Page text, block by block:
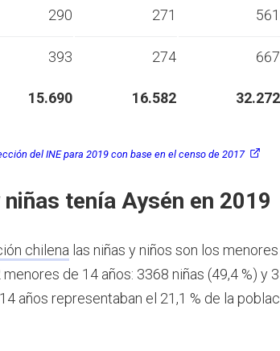
290 271 561
393 274 667
15.690 16.582 32.272
del INE para 2019 con base en el censo de 2017
tenía Aysén en 2019
chilena las niñas y niños son los
de 14 años: 3368 niñas (49,4 %) y
años representaban el 21,1 % de la